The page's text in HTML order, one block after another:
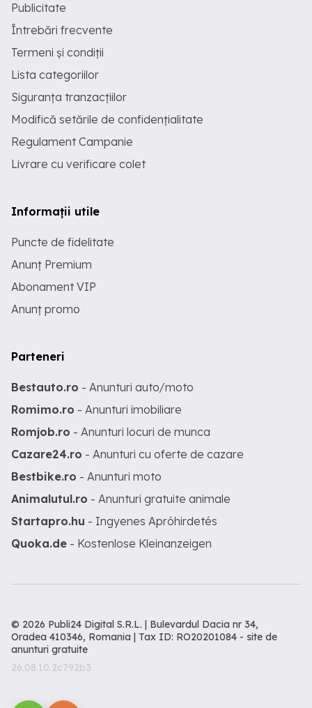
Publicitate
Întrebări frecvente
Termeni și condiții
Lista categoriilor
Siguranța tranzacțiilor
Modifică setările de confidențialitate
Regulament Campanie
Livrare cu verificare colet
Informații utile
Puncte de fidelitate
Anunț Premium
Abonament VIP
Anunț promo
Parteneri
Bestauto.ro - Anunturi auto/moto
Romimo.ro - Anunturi imobiliare
Romjob.ro - Anunturi locuri de munca
Cazare24.ro - Anunturi cu oferte de cazare
Bestbike.ro - Anunturi moto
Animalutul.ro - Anunturi gratuite animale
Startapro.hu - Ingyenes Apróhirdetés
Quoka.de - Kostenlose Kleinanzeigen
© 2026 Publi24 Digital S.R.L. | Bulevardul Dacia nr 34,
Oradea 410346, Romania | Tax ID: RO20201084 - site de
anunturi gratuite
26.08.10.2c792b3